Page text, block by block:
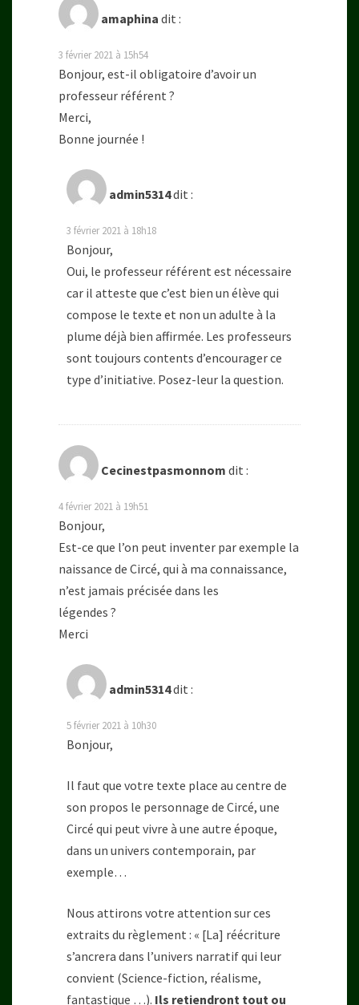
amaphina dit :
3 février 2021 à 15h54
Bonjour, est-il obligatoire d’avoir un
professeur référent ?
Merci,
Bonne journée !
admin5314dit :
3 février 2021 à 18h18
Bonjour,
Oui, le professeur référent est nécessaire
car il atteste que c’est bien un élève qui
compose le texte et non un adulte à la
plume déjà bien affirmée. Les professeurs
sont toujours contents d’encourager ce
type d’initiative. Posez-leur la question.
Cecinestpasmonnom dit :
4 février 2021 à 19h51
Bonjour,
Est-ce que l’on peut inventer par exemple la
naissance de Circé, qui à ma connaissance,
n’est jamais précisée dans les
légendes ?
Merci
admin5314dit :
5 février 2021 à 10h30
Bonjour,
Il faut que votre texte place au centre de
son propos le personnage de Circé, une
Circé qui peut vivre à une autre époque,
dans un univers contemporain, par
exemple…
Nous attirons votre attention sur ces
extraits du règlement : « [La] réécriture
s’ancrera dans l’univers narratif qui leur
convient (Science-fiction, réalisme,
fantastique …). Ils retiendront tout ou